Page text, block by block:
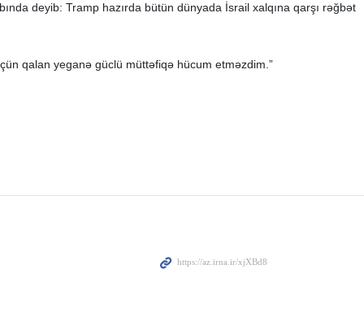
deyib: Tramp hazırda bütün dünyada İsrail xalqına qarşı rəğbət
qalan yeganə güclü müttəfiqə hücum etməzdim.”